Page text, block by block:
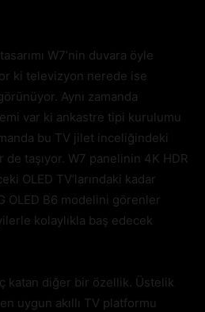
W7’nin duvara öyle
ki televizyon nerede ise
Aynı zamanda
var ki ankastre tipi kurulumu
bu TV jilet inceliğindeki
taşıyor. W7 panelinin 4K HDR
OLED TV’larındaki kadar
OLED B6 modelini görenler
kolaylıkla baş edecek
katan diğer bir özellik. Üstelik
uygun akıllı TV platformu